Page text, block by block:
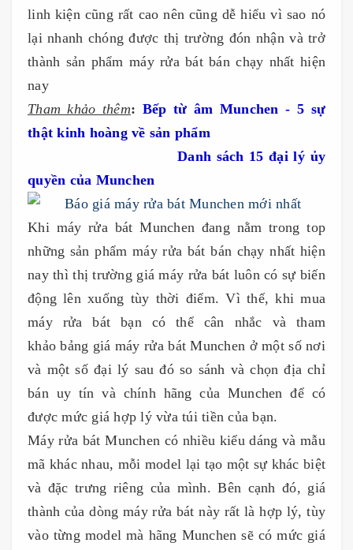
linh kiện cũng rất cao nên cũng dễ hiểu vì sao nó
lại nhanh chóng được thị trường đón nhận và trở
thành sản phẩm máy rửa bát bán chạy nhất hiện
nay
Tham khảo thêm: Bếp từ âm Munchen - 5 sự
thật kinh hoàng về sản phẩm
Danh sách 15 đại lý ủy
quyền của Munchen
Khi máy rửa bát Munchen đang nằm trong top
những sản phẩm máy rửa bát bán chạy nhất hiện
nay thì thị trường giá máy rửa bát luôn có sự biến
động lên xuống tùy thời điểm. Vì thế, khi mua
máy rửa bát bạn có thể cân nhắc và tham
khảo bảng giá máy rửa bát Munchen ở một số nơi
và một số đại lý sau đó so sánh và chọn địa chỉ
bán uy tín và chính hãng của Munchen để có
được mức giá hợp lý vừa túi tiền của bạn.
Máy rửa bát Munchen có nhiều kiểu dáng và mẫu
mã khác nhau, mỗi model lại tạo một sự khác biệt
và đặc trưng riêng của mình. Bên cạnh đó, giá
thành của dòng máy rửa bát này rất là hợp lý, tùy
vào từng model mà hãng Munchen sẽ có mức giá